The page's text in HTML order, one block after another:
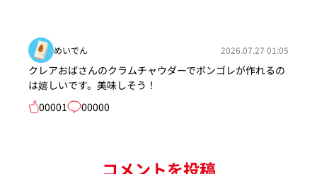
めいでん 2026.07.27 01:05
クレアおばさんのクラムチャウダーでボンゴレが作れるの
は嬉しいです。美味しそう！
00001
00000
コメントを投稿